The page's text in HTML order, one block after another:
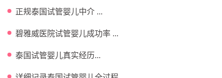
正规泰国试管婴儿中介 ...
碧雅威医院试管婴儿成功率 ...
泰国试管婴儿真实经历...